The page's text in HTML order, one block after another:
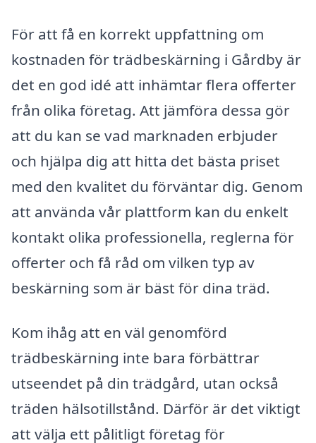
För att få en korrekt uppfattning om
kostnaden för trädbeskärning i Gårdby är
det en god idé att inhämtar flera offerter
från olika företag. Att jämföra dessa gör
att du kan se vad marknaden erbjuder
och hjälpa dig att hitta det bästa priset
med den kvalitet du förväntar dig. Genom
att använda vår plattform kan du enkelt
kontakt olika professionella, reglerna för
offerter och få råd om vilken typ av
beskärning som är bäst för dina träd.
Kom ihåg att en väl genomförd
trädbeskärning inte bara förbättrar
utseendet på din trädgård, utan också
träden hälsotillstånd. Därför är det viktigt
att välja ett pålitligt företag för